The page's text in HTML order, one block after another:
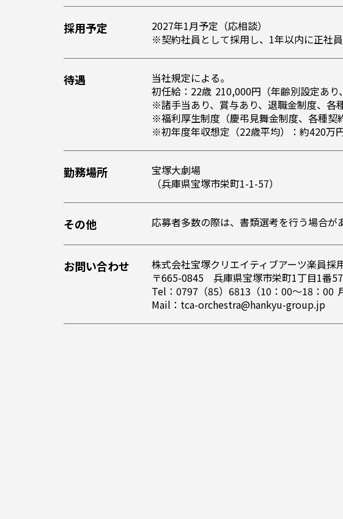
採用予定
2027年1月予定（応相談）
※契約社員として採用し、1年以内に正社員
待遇
当社規定による。
初任給：22歳 210,000円（年齢別設定あり
※諸手当あり、賞与あり、退職金制度、各
※福利厚生制度（慶弔見舞金制度、各種契
※初年度年収想定（22歳平均）：約420万
勤務場所
宝塚大劇場
（兵庫県宝塚市栄町1-1-57）
その他 応募者多数の際は、書類選考を行う場合が
お問い合わせ
株式会社宝塚クリエイティブアーツ楽員採
〒665-0845 兵庫県宝塚市栄町1丁目1番
Tel：0797（85）6813（10：00～18：00
Mail：tca-orchestra@hankyu-group.jp